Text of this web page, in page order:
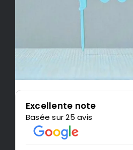
Excellente note
Basée sur 25 avis